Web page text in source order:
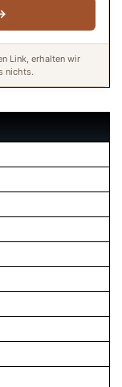
Link, erhalten wir
nichts.